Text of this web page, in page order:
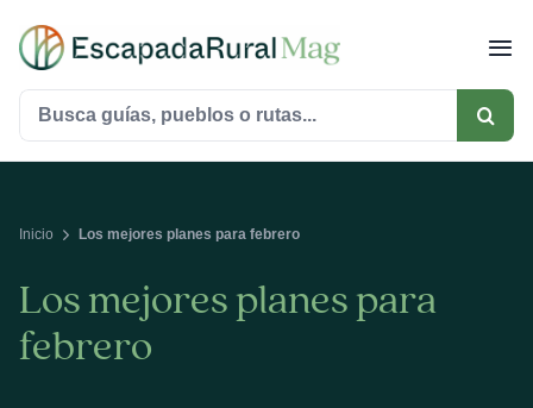
contenido
Buscar:
Inicio Los mejores planes para febrero
Los mejores planes para
febrero